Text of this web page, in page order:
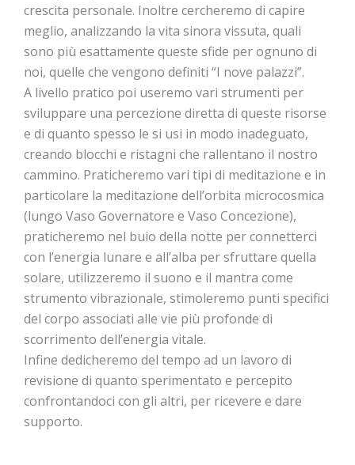
crescita personale. Inoltre cercheremo di capire
meglio, analizzando la vita sinora vissuta, quali
sono più esattamente queste sfide per ognuno di
noi, quelle che vengono definiti “I nove palazzi”.
A livello pratico poi useremo vari strumenti per
sviluppare una percezione diretta di queste risorse
e di quanto spesso le si usi in modo inadeguato,
creando blocchi e ristagni che rallentano il nostro
cammino. Praticheremo vari tipi di meditazione e in
particolare la meditazione dell’orbita microcosmica
(lungo Vaso Governatore e Vaso Concezione),
praticheremo nel buio della notte per connetterci
con l’energia lunare e all’alba per sfruttare quella
solare, utilizzeremo il suono e il mantra come
strumento vibrazionale, stimoleremo punti specifici
del corpo associati alle vie più profonde di
scorrimento dell’energia vitale.
Infine dedicheremo del tempo ad un lavoro di
revisione di quanto sperimentato e percepito
confrontandoci con gli altri, per ricevere e dare
supporto.